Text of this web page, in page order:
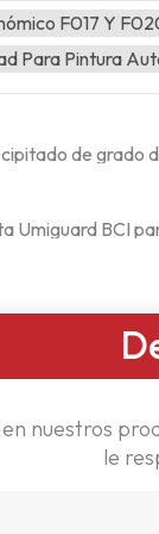
F017 Y
Para Pintura
de grado
Umiguard BCI
nuestros
le